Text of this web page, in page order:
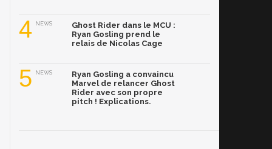
4 NEWS
Ghost Rider dans le MCU :
Ryan Gosling prend le
relais de Nicolas Cage
5 NEWS
Ryan Gosling a convaincu
Marvel de relancer Ghost
Rider avec son propre
pitch ! Explications.